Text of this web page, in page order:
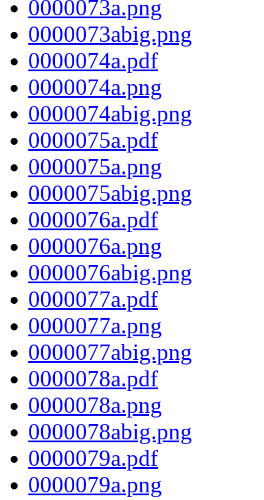
0000073a.png
0000073abig.png
0000074a.pdf
0000074a.png
0000074abig.png
0000075a.pdf
0000075a.png
0000075abig.png
0000076a.pdf
0000076a.png
0000076abig.png
0000077a.pdf
0000077a.png
0000077abig.png
0000078a.pdf
0000078a.png
0000078abig.png
0000079a.pdf
0000079a.png